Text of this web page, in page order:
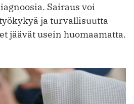
Sairaus voi
ja turvallisuutta
jäävät usein huomaamatta.